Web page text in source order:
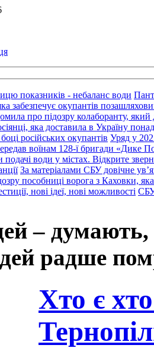
показників - небаланс води
забезпечує окупантів
про підозру колаборанту,
яка доставила в Україну
російських окупантів Уряд у
воїнам 128-ї бригади «Дике
води у містах. Відкрите
За матеріалами СБУ довічне
пособниці ворога з Каховки,
нові ідеї, нові можливості СБУ
–
радше
Хто є